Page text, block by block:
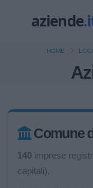
HOME
Comune
140 imprese
capitali).